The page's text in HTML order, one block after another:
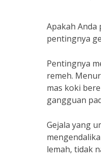
Apakah Anda
pentingnya
Pentingnya
remeh.
mas koki
gangguan
Gejala yang
lemah, tidak